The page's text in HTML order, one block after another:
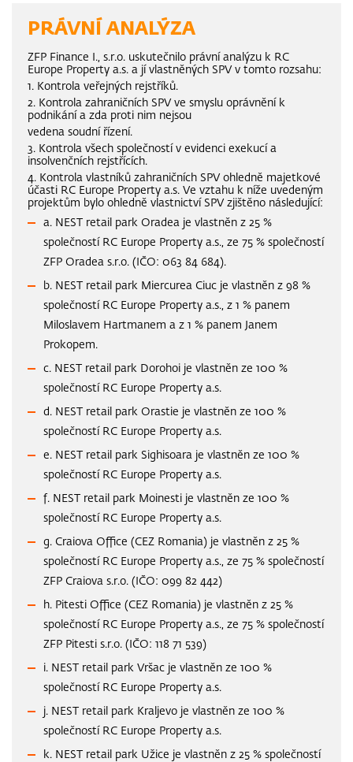
PRÁVNÍ ANALÝZA
ZFP Finance I., s.r.o. uskutečnilo právní analýzu k RC
Europe Property a.s. a jí vlastněných SPV v tomto rozsahu:
1. Kontrola veřejných rejstříků.
2. Kontrola zahraničních SPV ve smyslu oprávnění k
podnikání a zda proti nim nejsou
vedena soudní řízení.
3. Kontrola všech společností v evidenci exekucí a
insolvenčních rejstřících.
4. Kontrola vlastníků zahraničních SPV ohledně majetkové
účasti RC Europe Property a.s. Ve vztahu k níže uvedeným
projektům bylo ohledně vlastnictví SPV zjištěno následující:
a. NEST retail park Oradea je vlastněn z 25 %
společností RC Europe Property a.s., ze 75 % společností
ZFP Oradea s.r.o. (IČO: 063 84 684).
b. NEST retail park Miercurea Ciuc je vlastněn z 98 %
společností RC Europe Property a.s., z 1 % panem
Miloslavem Hartmanem a z 1 % panem Janem
Prokopem.
c. NEST retail park Dorohoi je vlastněn ze 100 %
společností RC Europe Property a.s.
d. NEST retail park Orastie je vlastněn ze 100 %
společností RC Europe Property a.s.
e. NEST retail park Sighisoara je vlastněn ze 100 %
společností RC Europe Property a.s.
f. NEST retail park Moinesti je vlastněn ze 100 %
společností RC Europe Property a.s.
g. Craiova Office (CEZ Romania) je vlastněn z 25 %
společností RC Europe Property a.s., ze 75 % společností
ZFP Craiova s.r.o. (IČO: 099 82 442)
h. Pitesti Office (CEZ Romania) je vlastněn z 25 %
společností RC Europe Property a.s., ze 75 % společností
ZFP Pitesti s.r.o. (IČO: 118 71 539)
i. NEST retail park Vršac je vlastněn ze 100 %
společností RC Europe Property a.s.
j. NEST retail park Kraljevo je vlastněn ze 100 %
společností RC Europe Property a.s.
k. NEST retail park Užice je vlastněn z 25 % společností